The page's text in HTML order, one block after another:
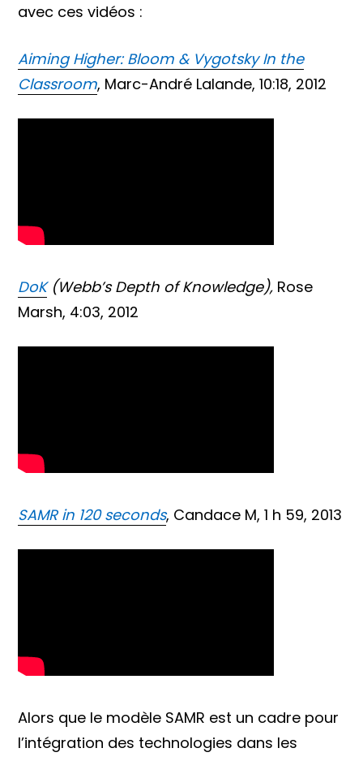
avec ces vidéos :
Aiming Higher: Bloom & Vygotsky In the
Classroom, Marc-André Lalande, 10:18, 2012
DoK(Webb’s Depth of Knowledge), Rose
Marsh, 4:03, 2012
SAMR in 120 seconds, Candace M, 1 h 59, 2013
Alors que le modèle SAMR est un cadre pour
l’intégration des technologies dans les